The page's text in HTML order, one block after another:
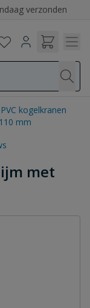
verzonden
PVC kogelkranen
mm
met